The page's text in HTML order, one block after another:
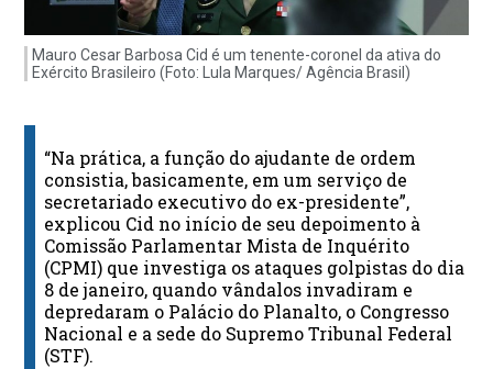
Mauro Cesar Barbosa Cid é um tenente-coronel da ativa do
Exército Brasileiro (Foto: Lula Marques/ Agência Brasil)
“Na prática, a função do ajudante de ordem
consistia, basicamente, em um serviço de
secretariado executivo do ex-presidente”,
explicou Cid no início de seu depoimento à
Comissão Parlamentar Mista de Inquérito
(CPMI) que investiga os ataques golpistas do dia
8 de janeiro, quando vândalos invadiram e
depredaram o Palácio do Planalto, o Congresso
Nacional e a sede do Supremo Tribunal Federal
(STF).